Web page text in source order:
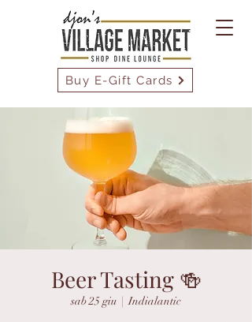
Buy E-Gift Cards
Beer Tasting 🍻
sab 25 giu
  |
Indialantic